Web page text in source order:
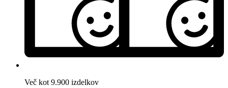
Več kot 9.900 izdelkov